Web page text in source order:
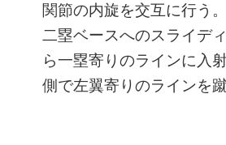
関節の内旋を交互に行う。
二塁ベースへのスライデ
ら一塁寄りのラインに入
側で左翼寄りのラインを蹴